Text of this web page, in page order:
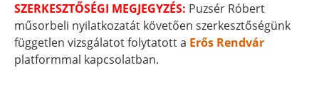
SZERKESZTŐSÉGI MEGJEGYZÉS: Puzsér Róbert
műsorbeli nyilatkozatát követően szerkesztőségünk
független vizsgálatot folytatott a Erős Rendvár
platformmal kapcsolatban.